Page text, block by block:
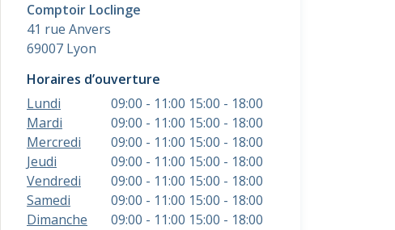
Comptoir Loclinge
41 rue Anvers
69007 Lyon
Horaires d’ouverture
Lundi
09:00 - 11:00 15:00 - 18:00
Mardi
09:00 - 11:00 15:00 - 18:00
Mercredi
09:00 - 11:00 15:00 - 18:00
Jeudi
09:00 - 11:00 15:00 - 18:00
Vendredi
09:00 - 11:00 15:00 - 18:00
Samedi
09:00 - 11:00 15:00 - 18:00
Dimanche
09:00 - 11:00 15:00 - 18:00